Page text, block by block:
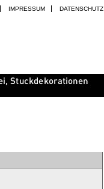
IMPRESSUM DATENSCHUTZ